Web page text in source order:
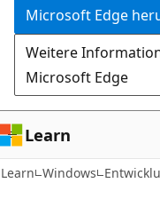
Microsoft Edge
Weitere
Microsoft Edge
Learn
Learn Windows